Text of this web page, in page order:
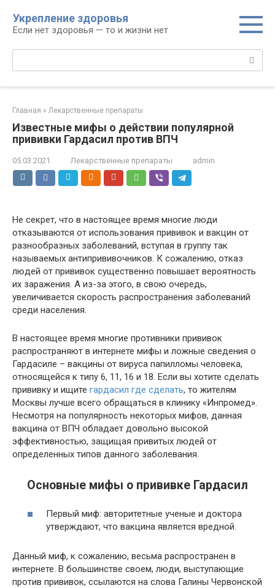
контенту
Укрепление здоровья
Если нет здоровья — то и жизни нет
Поиск:
Главная » Лекарственные препараты
Известные мифы о действии популярной
прививки Гардасил против ВПЧ
05.03.2021 Лекарственные препараты admin
Не секрет, что в настоящее время многие люди
отказываются от использования прививок и вакцин от
разнообразных заболеваний, вступая в группу так
называемых антипрививочников. К сожалению, отказ
людей от прививок существенно повышает вероятность
их заражения. А из-за этого, в свою очередь,
увеличивается скорость распространения заболеваний
среди населения.
В настоящее время многие противники прививок
распространяют в интернете мифы и ложные сведения о
Гардасиле – вакцины от вируса папилломы человека,
относящейся к типу 6, 11, 16 и 18. Если вы хотите сделать
прививку и ищите гардасил где сделать, то жителям
Москвы лучше всего обращаться в клинику «Инпромед».
Несмотря на популярность некоторых мифов, данная
вакцина от ВПЧ обладает довольно высокой
эффективностью, защищая привитых людей от
определенных типов данного заболевания.
Основные мифы о прививке Гардасил
Первый миф: авторитетные ученые и доктора
утверждают, что вакцина является вредной.
Данный миф, к сожалению, весьма распространен в
интернете. В большинстве своем, люди, выступающие
против прививок, ссылаются на слова Галины Червонской